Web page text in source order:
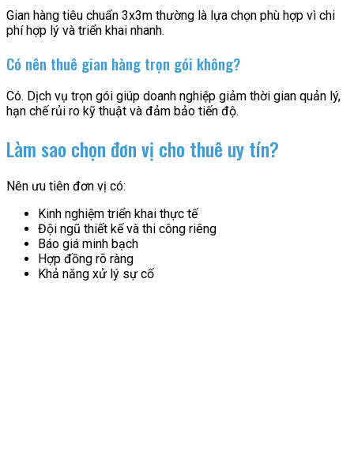
Gian hàng tiêu chuẩn 3x3m thường là lựa chọn phù hợp vì chi
phí hợp lý và triển khai nhanh.
Có nên thuê gian hàng trọn gói không?
Có. Dịch vụ trọn gói giúp doanh nghiệp giảm thời gian quản lý,
hạn chế rủi ro kỹ thuật và đảm bảo tiến độ.
Làm sao chọn đơn vị cho thuê uy tín?
Nên ưu tiên đơn vị có:
Kinh nghiệm triển khai thực tế
Đội ngũ thiết kế và thi công riêng
Báo giá minh bạch
Hợp đồng rõ ràng
Khả năng xử lý sự cố